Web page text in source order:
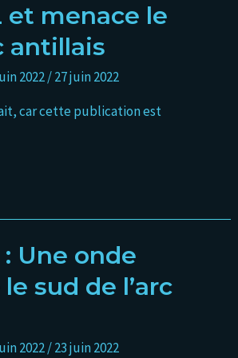
et menace le
antillais
2022/27 juin 2022
car cette publication est
Une onde
sud de l’arc
2022/23 juin 2022